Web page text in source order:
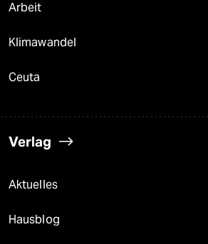
Arbeit
Klimawandel
Ceuta
Verlag
Aktuelles
Hausblog